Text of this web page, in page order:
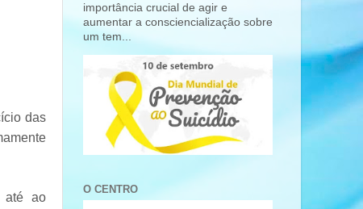
das
até ao
importância crucial de agir e
aumentar a consciencialização sobre
um tem...
O CENTRO